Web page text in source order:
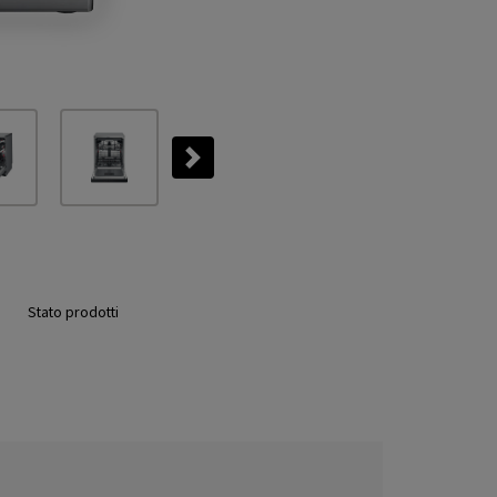
Next
Stato prodotti